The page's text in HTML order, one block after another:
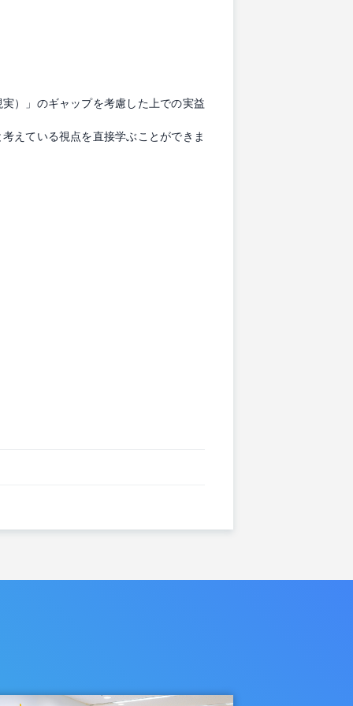
）」のギャップを考慮した上での実益
えている視点を直接学ぶことができま